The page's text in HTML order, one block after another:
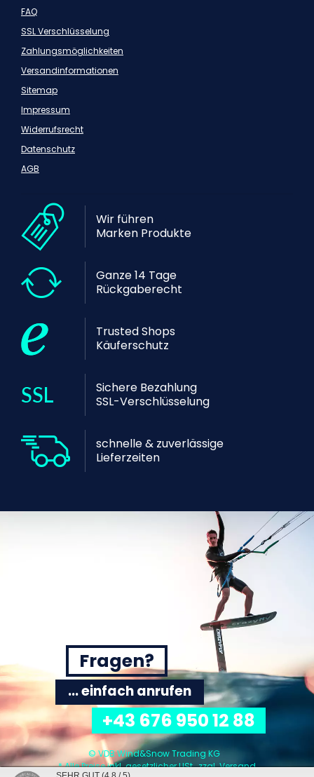
FAQ
SSL Verschlüsselung
Zahlungsmöglichkeiten
Versandinformationen
Sitemap
Impressum
Widerrufsrecht
Datenschutz
AGB
Wir führen
Marken Produkte
Ganze 14 Tage
Rückgaberecht
Trusted Shops
Käuferschutz
Sichere Bezahlung
SSL-Verschlüsselung
schnelle & zuverlässige
Lieferzeiten
© VDB Wind&Snow Trading KG
* Alle Preise inkl. gesetzlicher USt., zzgl.Versand
Fragen?
... einfach anrufen
+43 676 950 12 88